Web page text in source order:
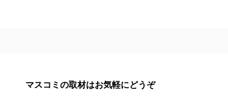
マスコミの取材はお気軽にどうぞ